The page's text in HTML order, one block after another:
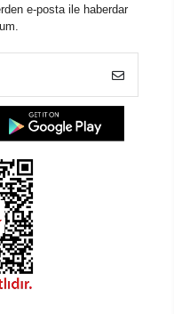
e-posta ile haberdar